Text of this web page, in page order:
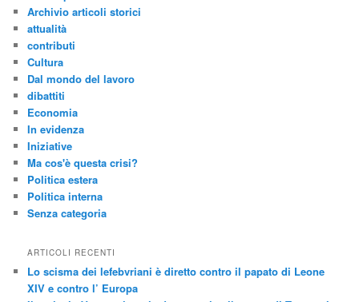
Archivio articoli storici
attualità
contributi
Cultura
Dal mondo del lavoro
dibattiti
Economia
In evidenza
Iniziative
Ma cos'è questa crisi?
Politica estera
Politica interna
Senza categoria
ARTICOLI RECENTI
Lo scisma dei lefebvriani è diretto contro il papato di Leone
XIV e contro l’ Europa